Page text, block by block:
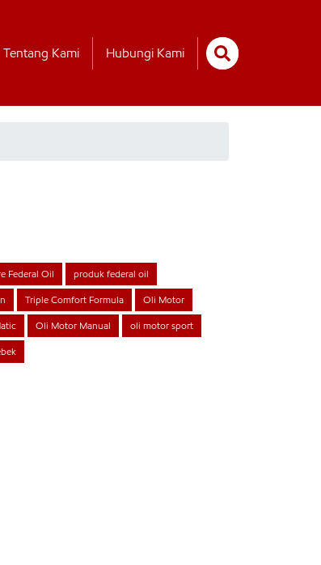
Tentang Kami Hubungi Kami
Federal Oil produk federal oil
Triple Comfort Formula Oli Motor
Oli Motor Manual oli motor sport